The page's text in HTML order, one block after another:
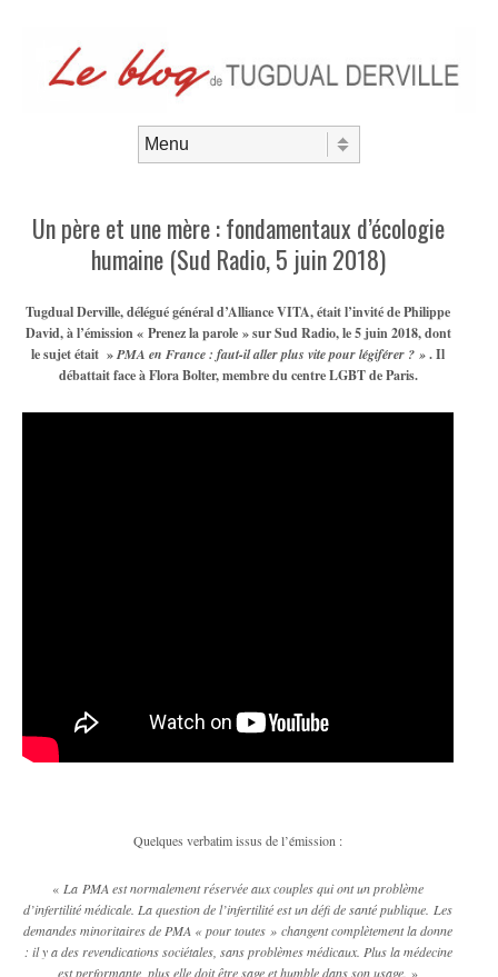
Un père et une mère : fondamentaux d’écologie
humaine (Sud Radio, 5 juin 2018)
Tugdual Derville, délégué général d’Alliance VITA, était l’invité de Philippe
David, à l’émission « Prenez la parole » sur Sud Radio, le 5 juin 2018, dont
le sujet était »PMA en France : faut-il aller plus vite pour légiférer ? ». Il
débattait face à Flora Bolter, membre du centre LGBT de Paris.
Quelques verbatim issus de l’émission :
« La PMA est normalement réservée aux couples qui ont un problème
d’infertilité médicale. La question de l’infertilité est un défi de santé publique. Les
demandes minoritaires de PMA « pour toutes » changent complètement la donne
: il y a des revendications sociétales, sans problèmes médicaux. Plus la médecine
est performante, plus elle doit être sage et humble dans son usage. »